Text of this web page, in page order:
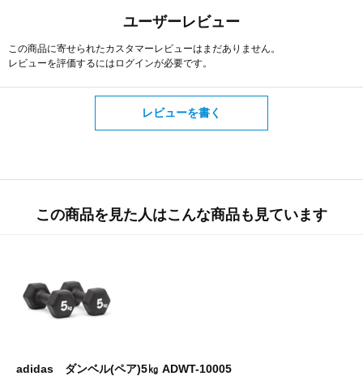
ユーザーレビュー
この商品に寄せられたカスタマーレビューはまだありません。
レビューを評価するには ログインが必要です。
レビューを書く
この商品を見た人はこんな商品も見ています
adidas ダンベル(ペア)5㎏ ADWT-10005